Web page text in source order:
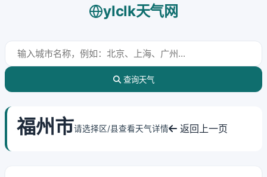
ylclk天气网
查询天气
福州市请选择区/县查看天气详情 返回上一页